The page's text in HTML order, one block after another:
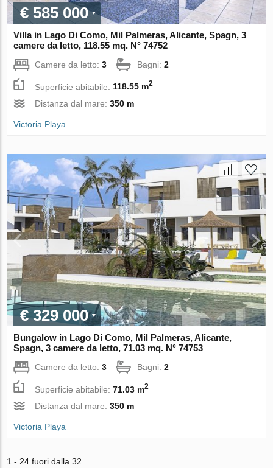
€ 585 000
Villa in Lago Di Como, Mil Palmeras, Alicante, Spagn, 3
camere da letto, 118.55 mq. N° 74752
Camere da letto:3 Bagni:2
Superficie abitabile: 118.55 m2
Distanza dal mare:350 m
Victoria Playa
€ 329 000
Bungalow in Lago Di Como, Mil Palmeras, Alicante,
Spagn, 3 camere da letto, 71.03 mq. N° 74753
Camere da letto:3 Bagni:2
Superficie abitabile:71.03 m2
Distanza dal mare:350 m
Victoria Playa
1 - 24 fuori dalla 32